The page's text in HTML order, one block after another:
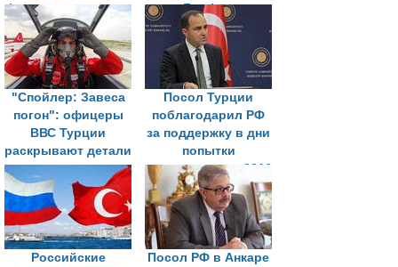
финале чемпионата
мира
Босфор
"Спойлер: Завеса
погон": офицеры
ВВС Турции
раскрывают детали
переворота
Посол Турции
поблагодарил РФ
за поддержку в дни
попытки
госпереворота 2016
года
Российские
Посол РФ в Анкаре